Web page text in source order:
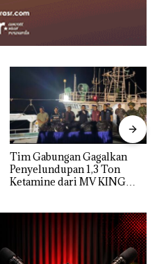
Tim Gabungan Gagalkan
Penyelundupan 1,3 Ton
Ketamine dari MV KING